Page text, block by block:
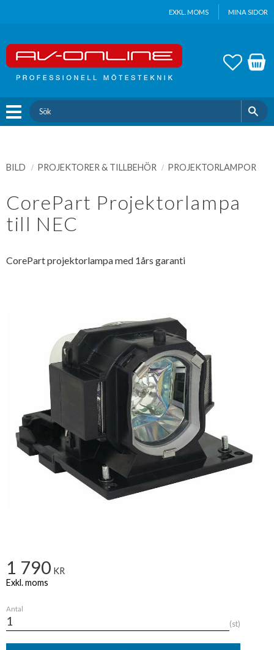
EXKL. MOMS MINA SIDOR
BILD PROJEKTORER & TILLBEHÖR PROJEKTORLAMPOR
CorePart Projektorlampa
till NEC
CorePart projektorlampa med 1års garanti
1 790 KR
Antal
st